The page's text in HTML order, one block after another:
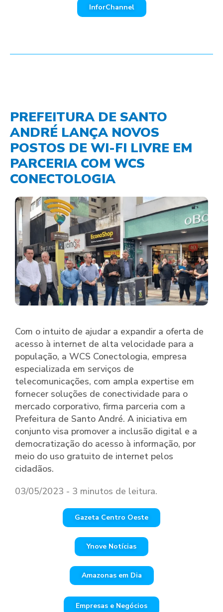
InforChannel
PREFEITURA DE SANTO
ANDRÉ LANÇA NOVOS
POSTOS DE WI-FI LIVRE EM
PARCERIA COM WCS
CONECTOLOGIA
Com o intuito de ajudar a expandir a oferta de
acesso à internet de alta velocidade para a
população, a WCS Conectologia, empresa
especializada em serviços de
telecomunicações, com ampla expertise em
fornecer soluções de conectividade para o
mercado corporativo, firma parceria com a
Prefeitura de Santo André. A iniciativa em
conjunto visa promover a inclusão digital e a
democratização do acesso à informação, por
meio do uso gratuito de internet pelos
cidadãos.
03/05/2023 - 3 minutos de leitura.
Gazeta Centro Oeste
Ynove Notícias
Amazonas em Dia
Empresas e Negócios